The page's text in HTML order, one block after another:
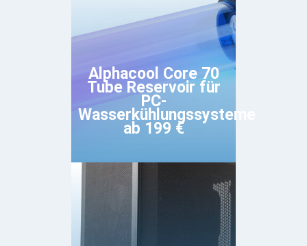
Alphacool Core 70
Tube Reservoir für
PC-
Wasserkühlungssysteme
ab 199 €